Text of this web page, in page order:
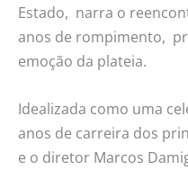
Estado, narra o
anos de rompimento,
emoção da plateia.
Idealizada como uma
anos de carreira dos
e o diretor Marcos